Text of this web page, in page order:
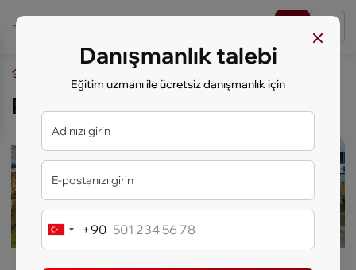
Öğrenciler İçin Yurt Dışında Eğitim
Polonya
En İyi Fiyat
Danışmanlık talebi
Eğitim uzmanı ile ücretsiz danışmanlık için
Turkey+90